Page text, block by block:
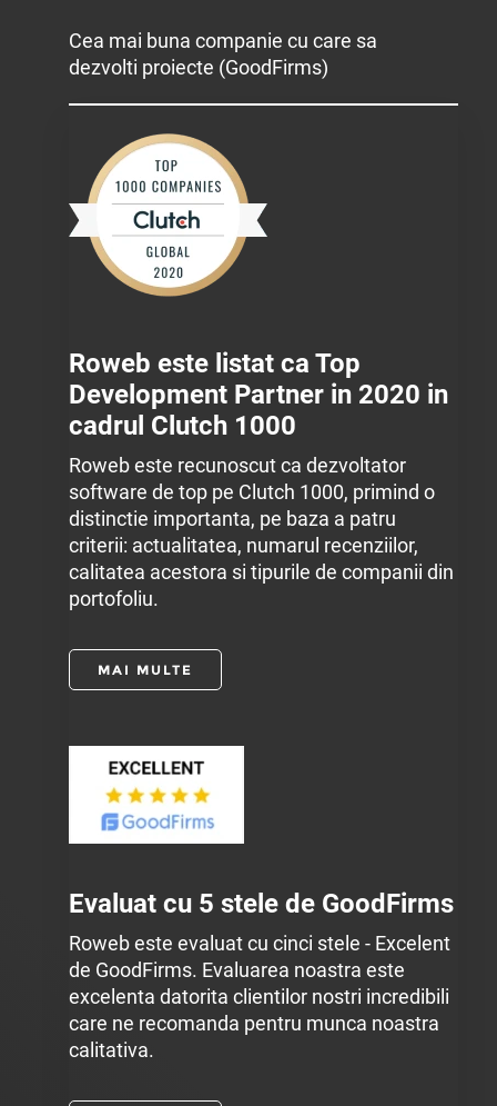
Cea mai buna companie cu care sa
dezvolti proiecte (GoodFirms)
Roweb este listat ca Top
Development Partner in 2020 in
cadrul Clutch 1000
Roweb este recunoscut ca dezvoltator
software de top pe Clutch 1000, primind o
distinctie importanta, pe baza a patru
criterii: actualitatea, numarul recenziilor,
calitatea acestora si tipurile de companii din
portofoliu.
MAI MULTE
Evaluat cu 5 stele de GoodFirms
Roweb este evaluat cu cinci stele - Excelent
de GoodFirms. Evaluarea noastra este
excelenta datorita clientilor nostri incredibili
care ne recomanda pentru munca noastra
calitativa.